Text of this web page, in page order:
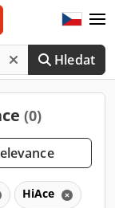
Hledat
(0)
HiAce